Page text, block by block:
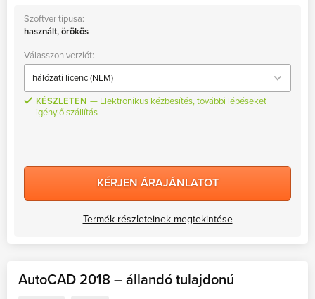
Szoftver típusa:
használt, örökös
Válasszon verziót:
KÉSZLETEN
Elektronikus kézbesítés, további lépéseket
igénylő szállítás
KÉRJEN ÁRAJÁNLATOT
Termék részleteinek megtekintése
AutoCAD 2018 – állandó tulajdonú